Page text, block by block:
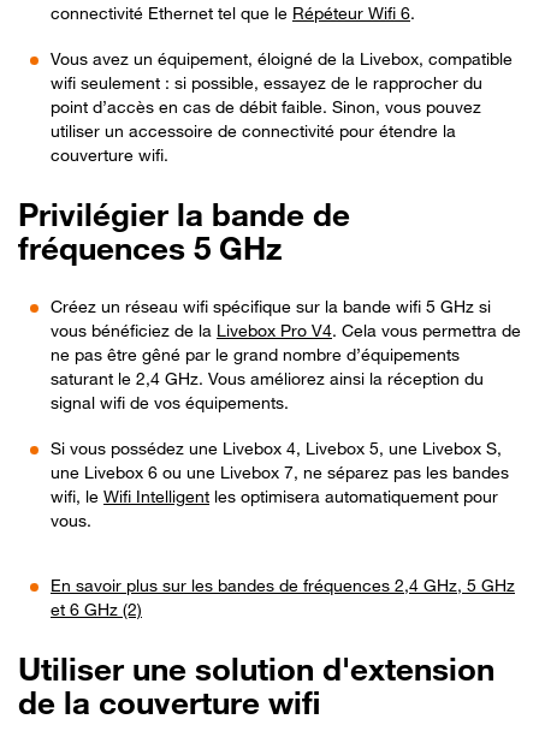
connectivité Ethernet tel que le Répéteur Wifi 6.
Vous avez un équipement, éloigné de la Livebox, compatible
wifi seulement : si possible, essayez de le rapprocher du
point d’accès en cas de débit faible. Sinon, vous pouvez
utiliser un accessoire de connectivité pour étendre la
couverture wifi.
Privilégier la bande de
fréquences 5 GHz
Créez un réseau wifi spécifique sur la bande wifi 5 GHz si
vous bénéficiez de la Livebox Pro V4. Cela vous permettra de
ne pas être gêné par le grand nombre d’équipements
saturant le 2,4 GHz. Vous améliorez ainsi la réception du
signal wifi de vos équipements.
Si vous possédez une Livebox 4, Livebox 5, une Livebox S,
une Livebox 6 ou une Livebox 7, ne séparez pas les bandes
wifi, le Wifi Intelligent les optimisera automatiquement pour
vous.
En savoir plus sur les bandes de fréquences 2,4 GHz, 5 GHz
et 6 GHz (2)
Utiliser une solution d'extension
de la couverture wifi